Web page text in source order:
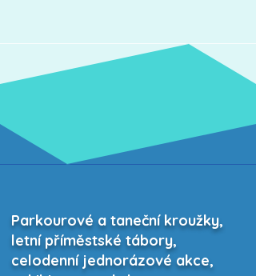
Parkourové a taneční kroužky,
letní příměstské tábory,
celodenní jednorázové akce,